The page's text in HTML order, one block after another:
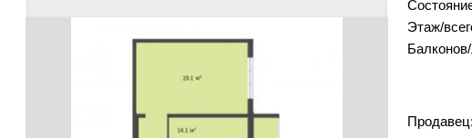
Этаж/
Продавец: